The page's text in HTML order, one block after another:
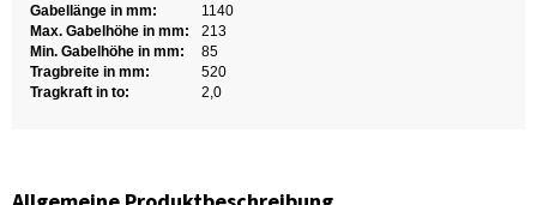
Gabellänge in mm:
1140
Max. Gabelhöhe in mm:
213
Min. Gabelhöhe in mm:
85
Tragbreite in mm:
520
Tragkraft in to:
2,0